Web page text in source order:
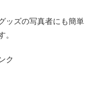
ッズの写真者にも簡単
。
ク